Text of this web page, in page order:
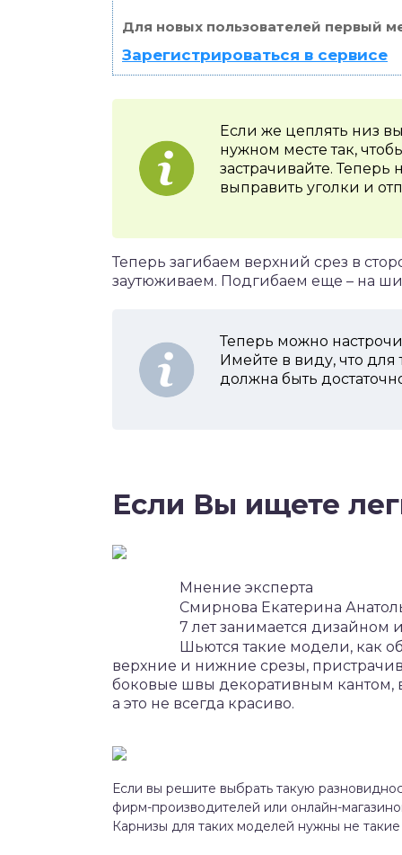
Для новых пользователей первый
Зарегистрироваться в сервисе
Если же цеплять низ
нужном месте так,
застрачивайте. Теперь
выправить уголки и
Теперь загибаем верхний срез в
заутюживаем. Подгибаем еще – на
Теперь можно
Имейте в виду, что для
должна быть
Если Вы ищете
Мнение эксперта
Смирнова Екатерина
7 лет занимается дизайном
Шьются такие модели, как
верхние и нижние срезы,
боковые швы декоративным кантом,
а это не всегда красиво.
Если вы решите выбрать такую
фирм-производителей или онлайн-
Карнизы для таких моделей нужны не